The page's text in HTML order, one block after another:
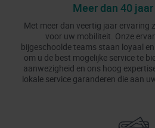
Meer dan 40
Met meer dan veertig jaar ervaring
voor uw mobiliteit. Onze
bijgeschoolde teams staan loyaal
om u de best mogelijke service te
aanwezigheid en ons hoog
lokale service garanderen die aan